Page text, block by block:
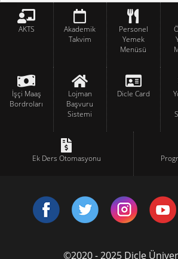
AKTS
Akademik
Takvim
Personel
Yemek
Menüsü
İşçi Maaş
Bordroları
Lojman
Başvuru
Sistemi
Dicle Card
Ek Ders Otomasyonu
©2020 - 2025 Dicle